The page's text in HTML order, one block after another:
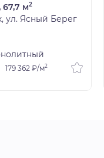
67,7 м2
ул. Ясный Берег
179 362 ₽/м2